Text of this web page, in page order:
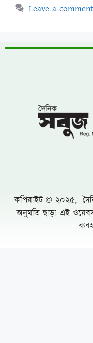
Leave a comment
কপিরাইট © ২০২৫,
অনুমতি ছাড়া এই